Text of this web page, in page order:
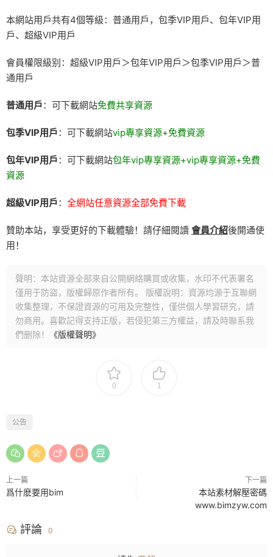
本網站用戶共有4個等級：普通用戶，包季VIP用戶、包年VIP用
戶、超級VIP用戶
會員權限級别：超級VIP用戶＞包年VIP用戶＞包季VIP用戶＞普
通用戶
普通用戶：可下載網站免費共享資源
包季VIP用戶：可下載網站vip專享資源+免費資源
包年VIP用戶：可下載網站包年vip專享資源+vip專享資源+免費
資源
超級VIP用戶： 全網站任意資源全部免費下載
贊助本站，享受更好的下載體驗！請仔細閱讀 會員介紹後開通使
用！
聲明：本站資源全部來自公開網絡購買或收集，水印不代表署名
僅用于防盜，版權歸原作者所有。 版權說明：資源均源于互聯網
收集整理，不保證資源的可用及完整性，僅供個人學習研究，請
勿商用。喜歡記得支持正版，若侵犯第三方權益，請及時聯系我
們删除！
《版權聲明》
0 1
公告
上一篇
爲什麽要用bim
下一篇
本站素材解壓密碼
www.bimzyw.com
評論 0